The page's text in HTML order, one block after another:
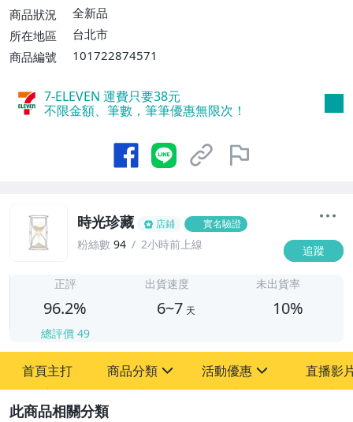
運費$60、滿5件或消費滿$1298免運
費】、宅配/貨運【單件運費$120、滿5件
商品狀況
全新品
所在地區
台北市
商品編號
101722874571
7-ELEVEN 運費只要38元
不限金額、筆數，筆筆優惠無限次！
時光珍藏 店鋪 實名驗證
粉絲數 94 2小時前上線 追蹤
正評
96.2%
總評價 49
出貨速度
6~7 天
未出貨率
10%
首頁主打 商品分類
其它
活動優惠
[全店] 粉絲專享
直播影